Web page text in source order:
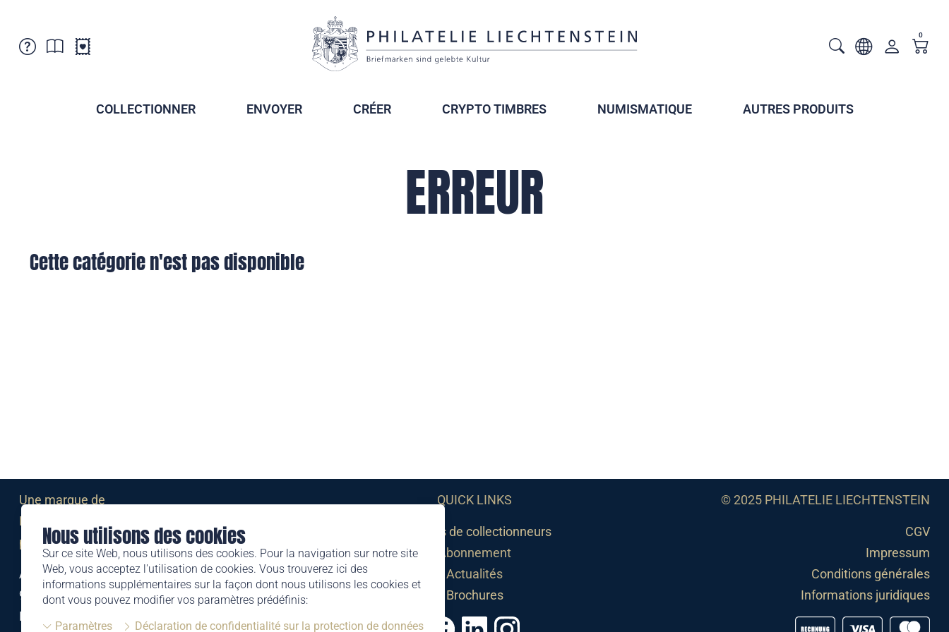
Nous utilisons des cookies
Sur ce site Web, nous utilisons des cookies. Pour la navigation sur notre site
Web, vous acceptez l'utilisation de cookies. Vous trouverez ici des
informations supplémentaires sur la façon dont nous utilisons les cookies et
dont vous pouvez modifier vos paramètres prédéfinis:
Paramètres
Déclaration de confidentialité sur la protection de données
Points de vente
Abonnement
0
COLLECTIONNER ENVOYER CRÉER CRYPTO TIMBRES NUMISMATIQUE AUTRES PRODUITS
ERREUR
Cette catégorie n'est pas disponible
Une marque de
Liechtensteinischen Post AG
post.li
Alte Zollstrasse 11
9494 Schaan
Liechtenstein
QUICK LINKS
Sociétés de collectionneurs
Abonnement
Actualités
Brochures
© 2025 PHILATELIE LIECHTENSTEIN
CGV
Impressum
Conditions générales
Informations juridiques